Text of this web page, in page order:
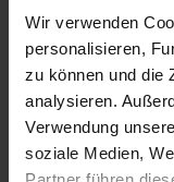
Wir verwenden
personalisieren,
zu können und die
analysieren.
Verwendung
soziale Medien,